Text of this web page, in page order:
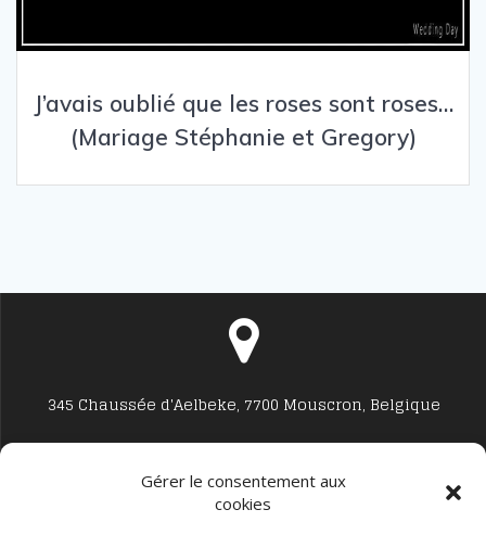
Gérer le consentement aux
cookies
J’avais oublié que les roses sont roses…
(Mariage Stéphanie et Gregory)
345 Chaussée d'Aelbeke, 7700 Mouscron, Belgique